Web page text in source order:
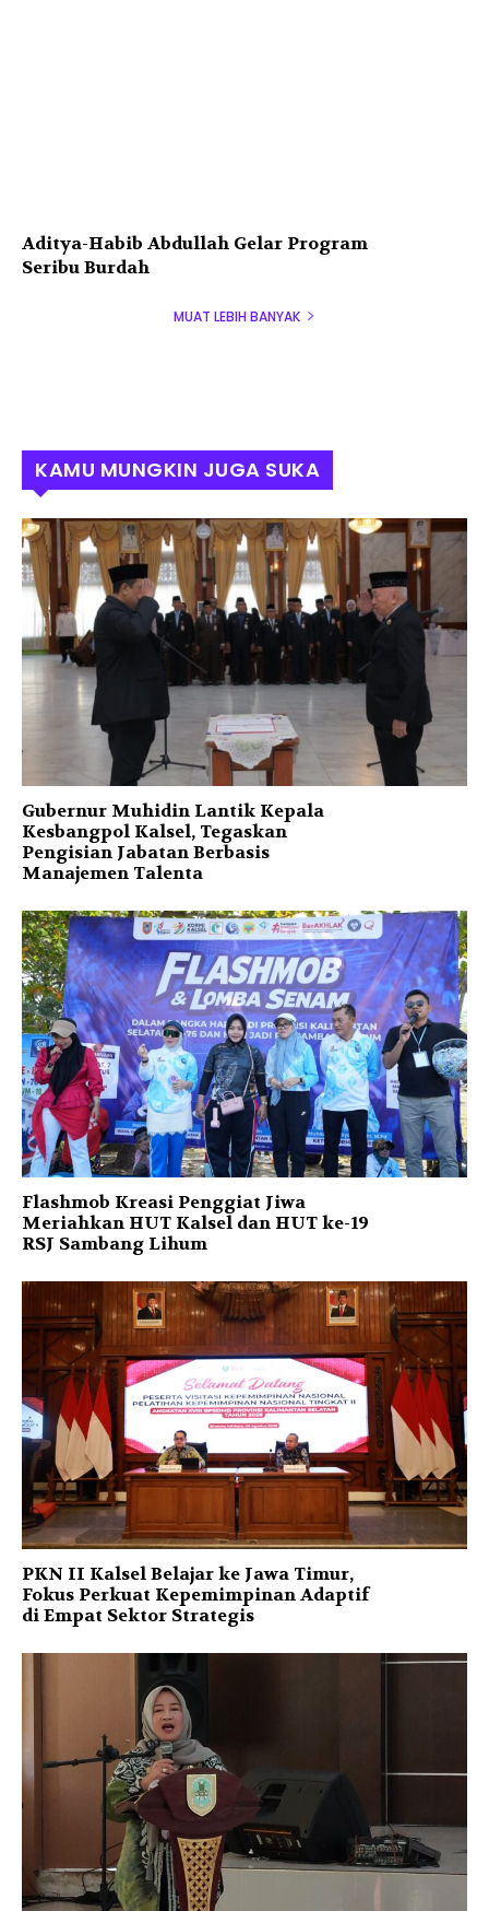
Aditya-Habib Abdullah Gelar Program
Seribu Burdah
MUAT LEBIH BANYAK
KAMU MUNGKIN JUGA SUKA
Gubernur Muhidin Lantik Kepala
Kesbangpol Kalsel, Tegaskan
Pengisian Jabatan Berbasis
Manajemen Talenta
Flashmob Kreasi Penggiat Jiwa
Meriahkan HUT Kalsel dan HUT ke-19
RSJ Sambang Lihum
PKN II Kalsel Belajar ke Jawa Timur,
Fokus Perkuat Kepemimpinan Adaptif
di Empat Sektor Strategis